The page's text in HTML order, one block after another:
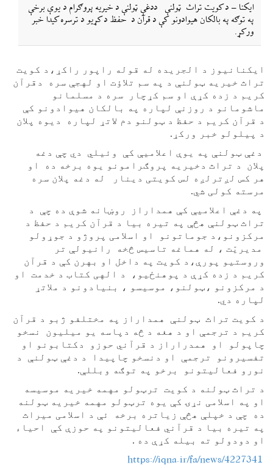
ایکنا – د کویت تراث ټولنې ددغې ټولنې د خیریه پروګرام د یوې برخې
په توګه په بالکان هیوادونو کې د قرآن د حفظ د کړیو د ترسره کیدا خبر
ورکړ.
ایکنانیوز د الجریده له قوله راپور راکړ،د کویت
تراث خیریه ټولنې د په سم تلاؤت او لهجې سره دقرآن
کریم د زده کړې او سم کړچار سره د مسلمانو
ماشومانو د روزنې لپاره په بالکان هیوادونو کې
د قرآن کریم د حفظ د ټولنو دم لاتړ لپاره دیوه پلان
د پیلولو خبر ورکړ.
دغې ټولنې په یوې اعلامیې کې وئیلي دي چې دغه
پلان د تراث دخیریه پروګرامونو یوه برخه ده او
هر کس لږترلږه لس کویتی دینار له دغه پلان سره
مرسته کولی شي.
په دغې اعلامیې کې همداراز روښانه شوې ده چې د
تراث ټولنې هڅې په تیره بیا د قرآن کریم د حفظ د
مرکزونو،د جوماتونو او اسلامی پروژو د جوړولو
مدیریّت ، له هماغه تاسیس څخه رانیولې تر
وروستیو پورې،د کویت په داخل او بهرن کې د قرآن
کریم د زده کړې د پوهنځیو، د الهی کتاب د خدمت او
د مرکزونو ،ټولنو، موسیسو ، بنیادونو د ملاتړ
لپاره دي.
د کویت تراث ټولنې همداراز په مختلفو ژبو د قرآن
کریم د ترجمې او د هغه د څه دپاسه یو میلیون نسخو
چاپولو او همدراراز د قرآني حوزو دکتابونو او
تفسیرونو ترجمې او دنسخو چاپیدا د دغې ټولنې د
نورو فعالیتونو برخو په توګه وبللې.
د تراث ټولنه د کویت ترټولو مهمه خیریه موسیسه
او په اسلامی نړۍ کې یوه ترټولو مهمه خیریه ټولنه
ده چې د خپلې هڅې زیاتره برخه ئې د اسلامی میراث
په تیره بیا د قرآني فعالیتونو په حوزې کې احیاء
او دودولو ته بیله کړې ده .
https://iqna.ir/fa/news/4227341